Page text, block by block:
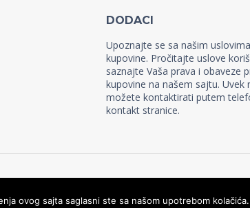
DODACI
Upoznajte se sa našim uslovima
kupovine. Pročitajte uslove
saznajte Vaša prava i obaveze
kupovine na našem sajtu. Uvek
možete kontaktirati putem
kontakt stranice.
ovog sajta saglasni ste sa našom upotrebom kolačića.